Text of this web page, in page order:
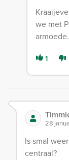
we met
armoede.
1
28
Is smal
centraal?